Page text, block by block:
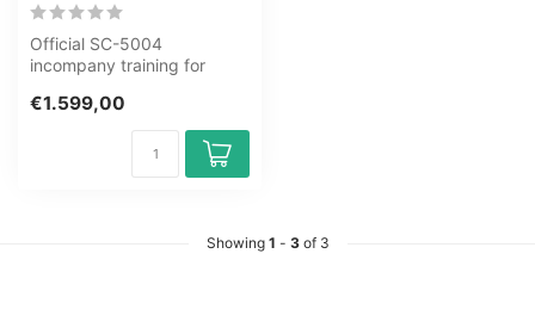
Official SC-5004
incompany training for
1 day, ful...
€1.599,00
Showing 1 - 3of 3